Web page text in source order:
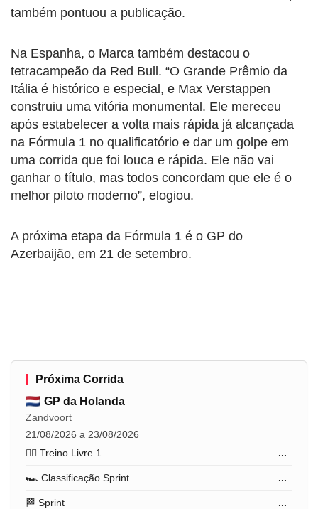
também pontuou a publicação.
Na Espanha, o Marca também destacou o
tetracampeão da Red Bull. “O Grande Prêmio da
Itália é histórico e especial, e Max Verstappen
construiu uma vitória monumental. Ele mereceu
após estabelecer a volta mais rápida já alcançada
na Fórmula 1 no qualificatório e dar um golpe em
uma corrida que foi louca e rápida. Ele não vai
ganhar o título, mas todos concordam que ele é o
melhor piloto moderno”, elogiou.
A próxima etapa da Fórmula 1 é o GP do
Azerbaijão, em 21 de setembro.
Próxima Corrida
GP da Holanda
Zandvoort
21/08/2026 a 23/08/2026
🏋️‍♂️ Treino Livre 1
...
🏎️ Classificação Sprint ...
🏁 Sprint ...